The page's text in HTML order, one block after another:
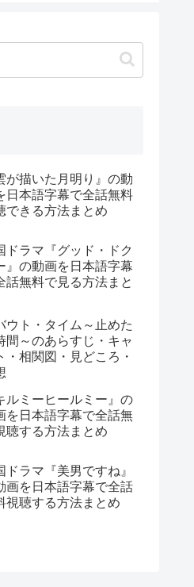
が描いた月明り』の動
日本語字幕で全話無料
できる方法まとめ
ドラマ『グッド・ドク
』の動画を日本語字幕
話無料で見る方法まと
ウト・タイム～止めた
間～のあらすじ・キャ
・相関図・見どころ・
ルミーヒールミー』の
を日本語字幕で全話無
聴する方法まとめ
ドラマ『美男ですね』
画を日本語字幕で全話
視聴する方法まとめ